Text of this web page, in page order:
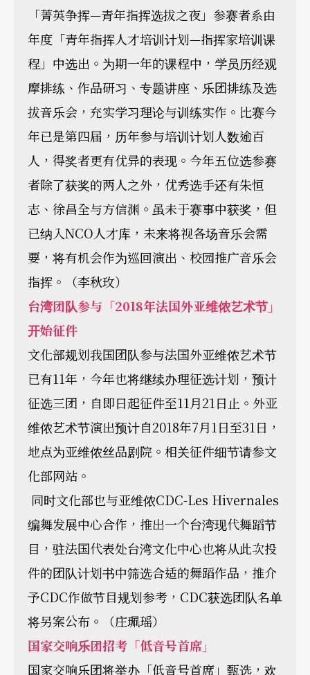
「菁英争挥—青年指挥选拔之夜」参赛者系由
年度「青年指挥人才培训计划—指挥家培训课
程」中选出。为期一年的课程中，学员历经观
摩排练、作品研习、专题讲座、乐团排练及选
拔音乐会，充实学习理论与训练实作。比赛今
年已是第四届，历年参与培训计划人数逾百
人，得奖者更有优异的表现。今年五位选参赛
者除了获奖的两人之外，优秀选手还有朱恒
志、徐昌全与方信渊。虽未于赛事中获奖，但
已纳入NCO人才库，未来将视各场音乐会需
要，将有机会作为巡回演出、校园推广音乐会
指挥。（李秋玫）
台湾团队参与「2018年法国外亚维侬艺术节」
开始征件
文化部规划我国团队参与法国外亚维侬艺术节
已有11年，今年也将继续办理征选计划，预计
征选三团，自即日起征件至11月21日止。外亚
维侬艺术节演出预计自2018年7月1日至31日，
地点为亚维侬丝品剧院。相关征件细节请参文
化部网站。
同时文化部也与亚维侬CDC-Les Hivernales
编舞发展中心合作，推出一个台湾现代舞蹈节
目，驻法国代表处台湾文化中心也将从此次投
件的团队计划书中筛选合适的舞蹈作品，推介
予CDC作做节目规划参考，CDC获选团队名单
将另案公布。（庄珮瑶）
国家交响乐团招考「低音号首席」
国家交响乐团将举办「低音号首席」甄选，欢